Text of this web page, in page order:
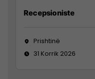
Recepsioniste
Prishtinë
31 Korrik 2026